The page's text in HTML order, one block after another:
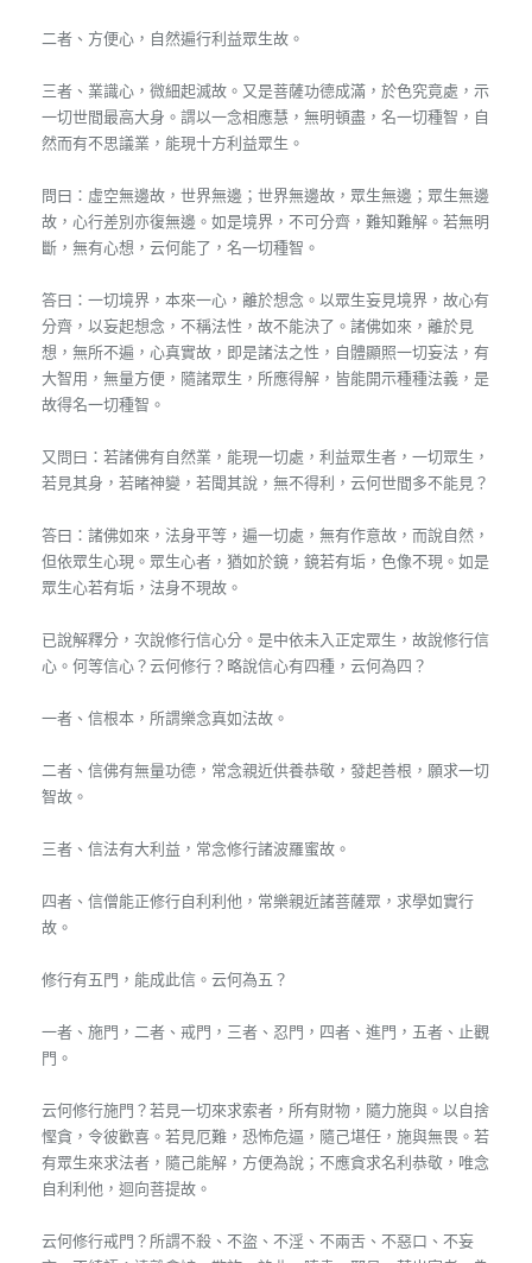
二者、方便心，自然遍行利益眾生故。
三者、業識心，微細起滅故。又是菩薩功德成滿，於色究竟處，示
一切世間最高大身。謂以一念相應慧，無明頓盡，名一切種智，自
然而有不思議業，能現十方利益眾生。
問曰：虛空無邊故，世界無邊；世界無邊故，眾生無邊；眾生無邊
故，心行差別亦復無邊。如是境界，不可分齊，難知難解。若無明
斷，無有心想，云何能了，名一切種智。
答曰：一切境界，本來一心，離於想念。以眾生妄見境界，故心有
分齊，以妄起想念，不稱法性，故不能決了。諸佛如來，離於見
想，無所不遍，心真實故，即是諸法之性，自體顯照一切妄法，有
大智用，無量方便，隨諸眾生，所應得解，皆能開示種種法義，是
故得名一切種智。
又問曰：若諸佛有自然業，能現一切處，利益眾生者，一切眾生，
若見其身，若睹神變，若聞其說，無不得利，云何世間多不能見？
答曰：諸佛如來，法身平等，遍一切處，無有作意故，而說自然，
但依眾生心現。眾生心者，猶如於鏡，鏡若有垢，色像不現。如是
眾生心若有垢，法身不現故。
已說解釋分，次說修行信心分。是中依未入正定眾生，故說修行信
心。何等信心？云何修行？略說信心有四種，云何為四？
一者、信根本，所謂樂念真如法故。
二者、信佛有無量功德，常念親近供養恭敬，發起善根，願求一切
智故。
三者、信法有大利益，常念修行諸波羅蜜故。
四者、信僧能正修行自利利他，常樂親近諸菩薩眾，求學如實行
故。
修行有五門，能成此信。云何為五？
一者、施門，二者、戒門，三者、忍門，四者、進門，五者、止觀
門。
云何修行施門？若見一切來求索者，所有財物，隨力施與。以自捨
慳貪，令彼歡喜。若見厄難，恐怖危逼，隨己堪任，施與無畏。若
有眾生來求法者，隨己能解，方便為說；不應貪求名利恭敬，唯念
自利利他，迴向菩提故。
云何修行戒門？所謂不殺、不盜、不淫、不兩舌、不惡口、不妄